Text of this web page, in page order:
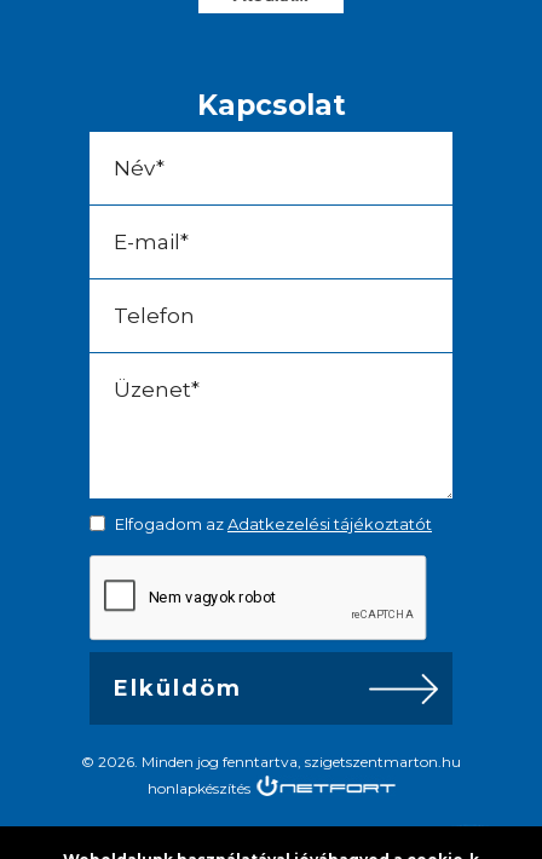
Kapcsolat
Elfogadom azAdatkezelési tájékoztatót
© 2026. Minden jog fenntartva, szigetszentmarton.hu
honlapkészítés